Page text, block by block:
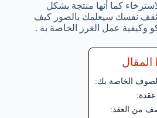
كما أنها منتجة بشكل
ثقف نفسك سيعلمك بالصور كيف
وكيفية عمل الغرز الخاصة به .
الخاصة بك:
عقدة:
صف من العقد: